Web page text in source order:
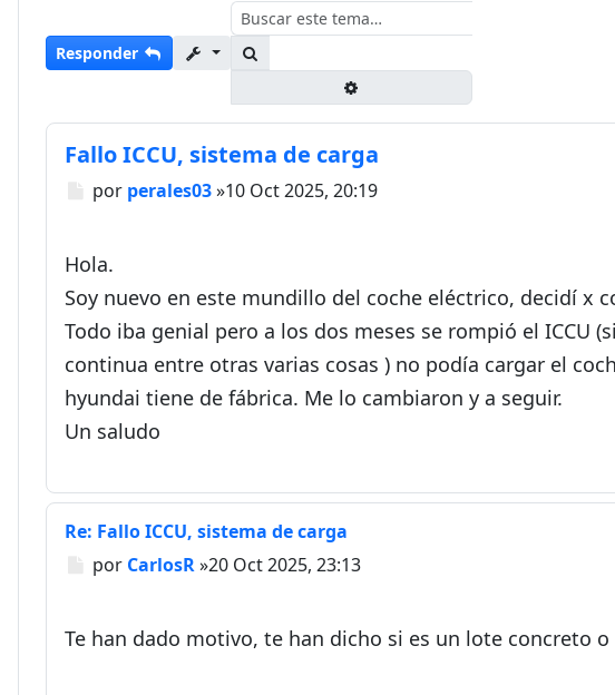
Responder
Fallo ICCU, sistema de carga
Mensaje
por perales03»10 Oct 2025, 20:19
Hola.
Soy nuevo en este mundillo del coche eléctrico, decidí x
Todo iba genial pero a los dos meses se rompió el ICCU
continua entre otras varias cosas ) no podía cargar el
hyundai tiene de fábrica. Me lo cambiaron y a seguir.
Un saludo
Re: Fallo ICCU, sistema de carga
Mensaje
por CarlosR»20 Oct 2025, 23:13
Te han dado motivo, te han dicho si es un lote concreto